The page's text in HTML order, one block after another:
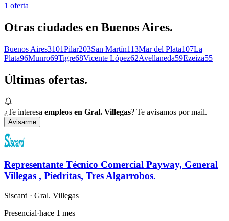
1 oferta
Otras ciudades en Buenos Aires.
Buenos Aires3101Pilar203San Martín113Mar del Plata107La
Plata96Munro69Tigre68Vicente López62Avellaneda59Ezeiza55
Últimas ofertas.
¿Te interesa empleos en Gral. Villegas? Te avisamos por mail.
Avisarme
Representante Técnico Comercial Payway, General
Villegas , Piedritas, Tres Algarrobos.
Siscard · Gral. Villegas
Presencial·hace 1 mes